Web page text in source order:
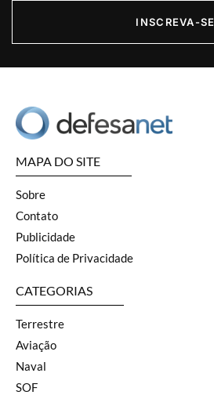
INSCREVA-SE
MAPA DO SITE
Sobre
Contato
Publicidade
Política de Privacidade
CATEGORIAS
Terrestre
Aviação
Naval
SOF